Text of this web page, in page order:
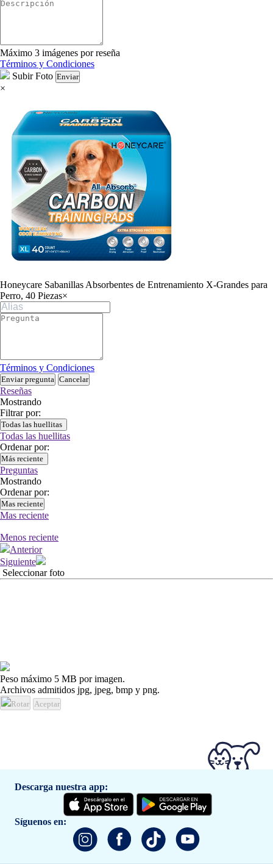
Máximo 3 imágenes por reseña
Términos y Condiciones
Subir Foto Enviar
×
Honeycare Sabanillas Absorbentes de Entrenamiento X-Grandes para
Perro, 40 Piezas×
Términos y Condiciones
Enviar pregunta Cancelar
Reseñas
Mostrando
Filtrar por:
Todas las huellitas
Todas las huellitas
Ordenar por:
Más reciente
Preguntas
Mostrando
Ordenar por:
Mas reciente
Mas reciente
Menos reciente
Anterior
Siguiente
Seleccionar foto
Peso máximo 5 MB por imagen.
Archivos admitidos jpg, jpeg, bmp y png.
Rotar Aceptar
Descarga nuestra app:
Síguenos en: